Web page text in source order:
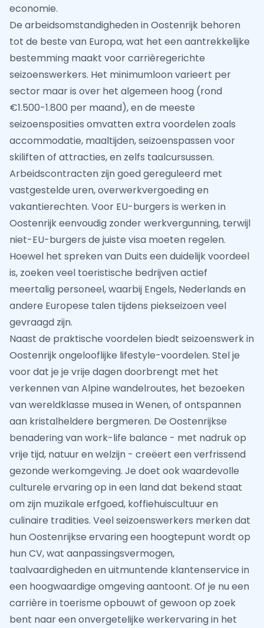
economie.
De arbeidsomstandigheden in Oostenrijk behoren
tot de beste van Europa, wat het een aantrekkelijke
bestemming maakt voor carrièregerichte
seizoenswerkers. Het minimumloon varieert per
sector maar is over het algemeen hoog (rond
€1.500-1.800 per maand), en de meeste
seizoensposities omvatten extra voordelen zoals
accommodatie, maaltijden, seizoenspassen voor
skiliften of attracties, en zelfs taalcursussen.
Arbeidscontracten zijn goed gereguleerd met
vastgestelde uren, overwerkvergoeding en
vakantierechten. Voor EU-burgers is werken in
Oostenrijk eenvoudig zonder werkvergunning, terwijl
niet-EU-burgers de juiste visa moeten regelen.
Hoewel het spreken van Duits een duidelijk voordeel
is, zoeken veel toeristische bedrijven actief
meertalig personeel, waarbij Engels, Nederlands en
andere Europese talen tijdens piekseizoen veel
gevraagd zijn.
Naast de praktische voordelen biedt seizoenswerk in
Oostenrijk ongelooflijke lifestyle-voordelen. Stel je
voor dat je je vrije dagen doorbrengt met het
verkennen van Alpine wandelroutes, het bezoeken
van wereldklasse musea in Wenen, of ontspannen
aan kristalheldere bergmeren. De Oostenrijkse
benadering van work-life balance - met nadruk op
vrije tijd, natuur en welzijn - creëert een verfrissend
gezonde werkomgeving. Je doet ook waardevolle
culturele ervaring op in een land dat bekend staat
om zijn muzikale erfgoed, koffiehuiscultuur en
culinaire tradities. Veel seizoenswerkers merken dat
hun Oostenrijkse ervaring een hoogtepunt wordt op
hun CV, wat aanpassingsvermogen,
taalvaardigheden en uitmuntende klantenservice in
een hoogwaardige omgeving aantoont. Of je nu een
carrière in toerisme opbouwt of gewoon op zoek
bent naar een onvergetelijke werkervaring in het